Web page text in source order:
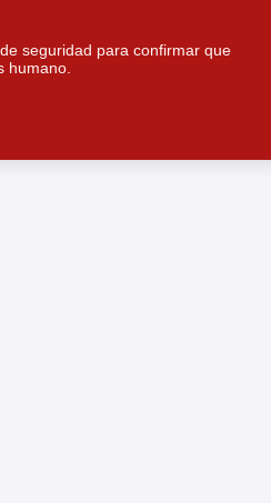
seguridad para confirmar que
humano.